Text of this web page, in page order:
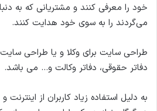
خود را معرفی کنند و مشتریانی که به
می‌گردند را به سوی خود هدایت کنند.
طراحی سایت برای وکلا و یا طراحی
دفاتر حقوقی، دفاتر وکالت و… می باشد.
به دلیل استفاده زیاد کاربران از